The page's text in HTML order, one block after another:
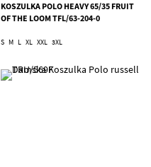
KOSZULKA POLO HEAVY 65/35 FRUIT
OF THE LOOM TFL/63-204-0
S M L XL XXL 3XL